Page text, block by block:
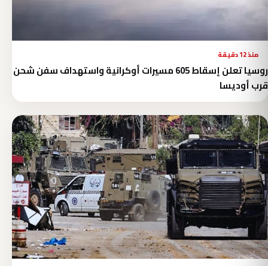
منذ 12 دقيقة
روسيا تعلن إسقاط 605 مسيرات أوكرانية واستهداف سفن شحن
قرب أوديسا